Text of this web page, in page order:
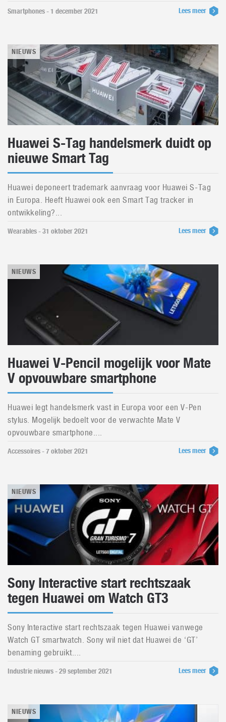
Smartphones - 1 december 2021 Lees meer
NIEUWS
Huawei S-Tag handelsmerk duidt op
nieuwe Smart Tag
Huawei deponeert trademark aanvraag voor Huawei S-Tag
in Europa. Heeft Huawei ook een Smart Tag tracker in
ontwikkeling?...
Wearables - 31 oktober 2021 Lees meer
NIEUWS
Huawei V-Pencil mogelijk voor Mate
V opvouwbare smartphone
Huawei legt handelsmerk vast in Europa voor een V-Pen
stylus. Mogelijk bedoelt voor de verwachte Mate V
opvouwbare smartphone....
Accessoires - 7 oktober 2021 Lees meer
NIEUWS
Sony Interactive start rechtszaak
tegen Huawei om Watch GT3
Sony Interactive start rechtszaak tegen Huawei vanwege
Watch GT smartwatch. Sony wil niet dat Huawei de ‘GT’
benaming gebruikt....
Industrie nieuws - 29 september 2021 Lees meer
NIEUWS